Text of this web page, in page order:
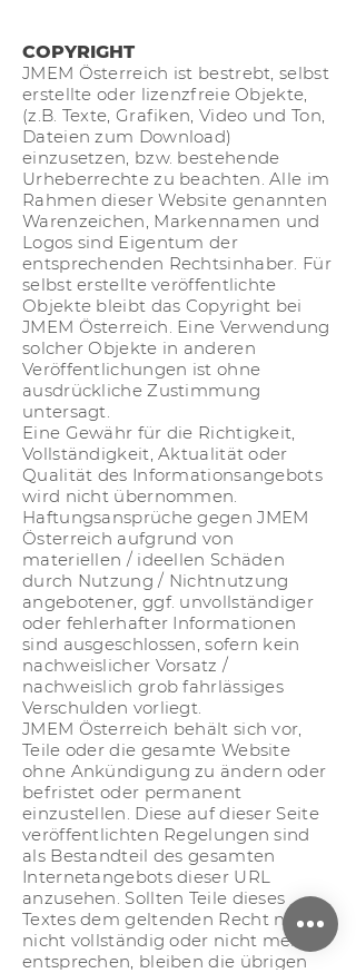
COPYRIGHT
JMEM Österreich ist bestrebt, selbst
erstellte oder lizenzfreie Objekte,
(z.B. Texte, Grafiken, Video und Ton,
Dateien zum Download)
einzusetzen, bzw. bestehende
Urheberrechte zu beachten. Alle im
Rahmen dieser Website genannten
Warenzeichen, Markennamen und
Logos sind Eigentum der
entsprechenden Rechtsinhaber. Für
selbst erstellte veröffentlichte
Objekte bleibt das Copyright bei
JMEM Österreich. Eine Verwendung
solcher Objekte in anderen
Veröffentlichungen ist ohne
ausdrückliche Zustimmung
untersagt.
Eine Gewähr für die Richtigkeit,
Vollständigkeit, Aktualität oder
Qualität des Informationsangebots
wird nicht übernommen.
Haftungsansprüche gegen JMEM
Österreich aufgrund von
materiellen / ideellen Schäden
durch Nutzung / Nichtnutzung
angebotener, ggf. unvollständiger
oder fehlerhafter Informationen
sind ausgeschlossen, sofern kein
nachweislicher Vorsatz /
nachweislich grob fahrlässiges
Verschulden vorliegt.
JMEM Österreich behält sich vor,
Teile oder die gesamte Website
ohne Ankündigung zu ändern oder
befristet oder permanent
einzustellen. Diese auf dieser Seite
veröffentlichten Regelungen sind
als Bestandteil des gesamten
Internetangebots dieser URL
anzusehen. Sollten Teile dieses
Textes dem geltenden Recht nicht,
nicht vollständig oder nicht mehr
entsprechen, bleiben die übrigen